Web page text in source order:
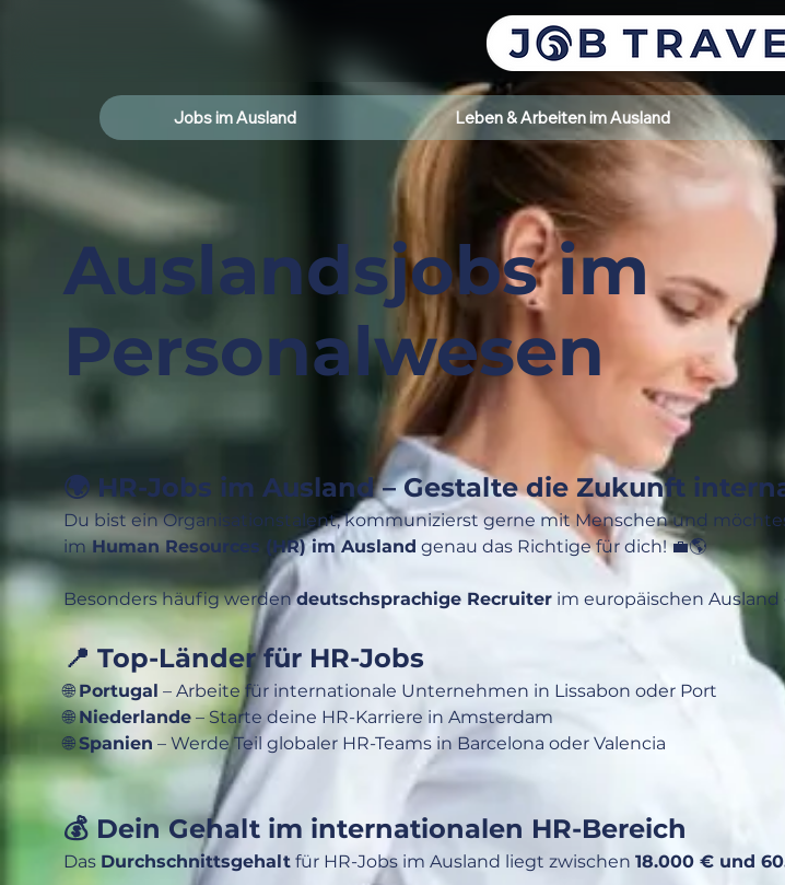
Jobs im Ausland Leben & Arbeiten im Ausland
Auslandsjobs im
Personalwesen
🌍 HR-Jobs im Ausland – Gestalte die Zukunft
Du bist ein Organisationstalent, kommunizierst gerne mit Menschen und
im Human Resources (HR) im Ausland genau das Richtige für dich! 💼🌎
Besonders häufig werden deutschsprachige Recruiter im europäischen
📍 Top-Länder für HR-Jobs
🌐 Portugal – Arbeite für internationale Unternehmen in Lissabon oder Port
🌐 Niederlande – Starte deine HR-Karriere in Amsterdam
🌐 Spanien – Werde Teil globaler HR-Teams in Barcelona oder Valencia
💰 Dein Gehalt im internationalen HR-Bereich
Das Durchschnittsgehalt für HR-Jobs im Ausland liegt zwischen 18.000 € und